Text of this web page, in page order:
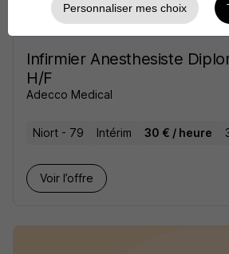
Infirmier Anesthesiste
H/F
Adecco Medical
Niort - 79 Intérim 30 € / heure
Voir l’offre
Personnaliser mes choix